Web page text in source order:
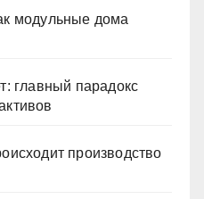
модульные дома
главный парадокс
производство